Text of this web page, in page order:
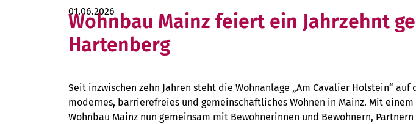
01.06.2026
Wohnbau Mainz feiert ein Jahrzehnt
Hartenberg
Seit inzwischen zehn Jahren steht die Wohnanlage „Am Cavalier Holstein“
modernes, barrierefreies und gemeinschaftliches Wohnen in Mainz. Mit
Wohnbau Mainz nun gemeinsam mit Bewohnerinnen und Bewohnern,